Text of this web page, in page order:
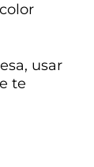
usar
te